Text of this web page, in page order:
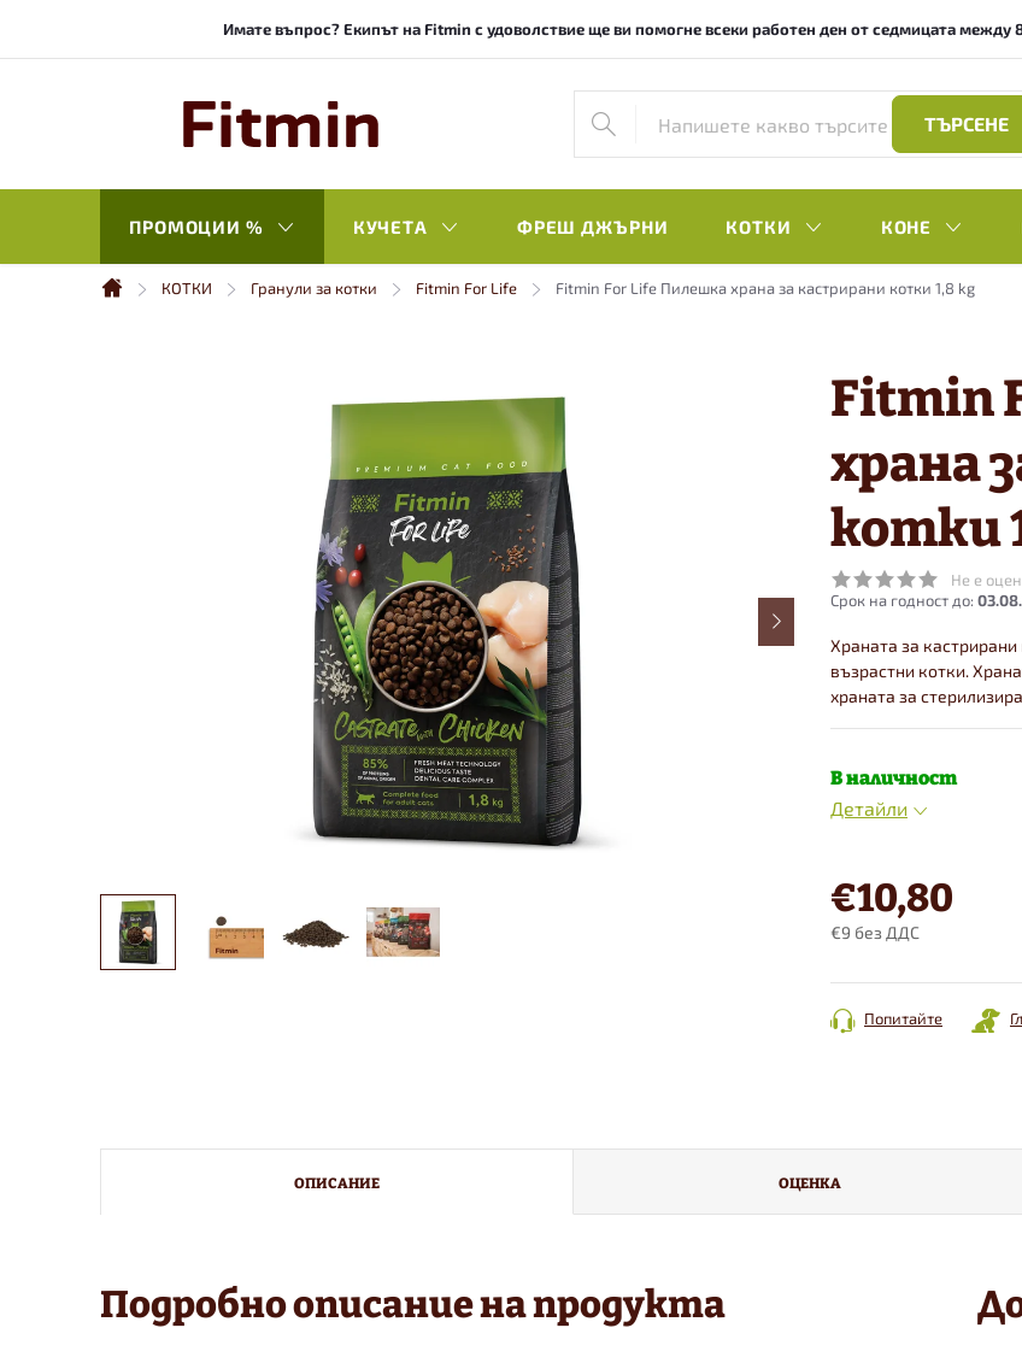
Имате въпрос? Екипът на Fitmin с удоволствие ще ви помогне всеки работен ден от седмицата между
ТЪРСЕНЕ
ПРОМОЦИИ % КУЧЕТА ФРЕШ ДЖЪРНИ КОТКИ КОНЕ
Начало
КОТКИ Гранули за котки Fitmin For Life Fitmin For Life Пилешка храна за кастрирани котки 1,8 kg
Fitmin
храна
котки
Не е
Храната за
възрастни котки.
храната за
В наличност
Детайли
€10,80
€9 без ДДС
цена:
Попитайте
ОПИСАНИЕ ОЦЕНКА
Подробно описание на продукта